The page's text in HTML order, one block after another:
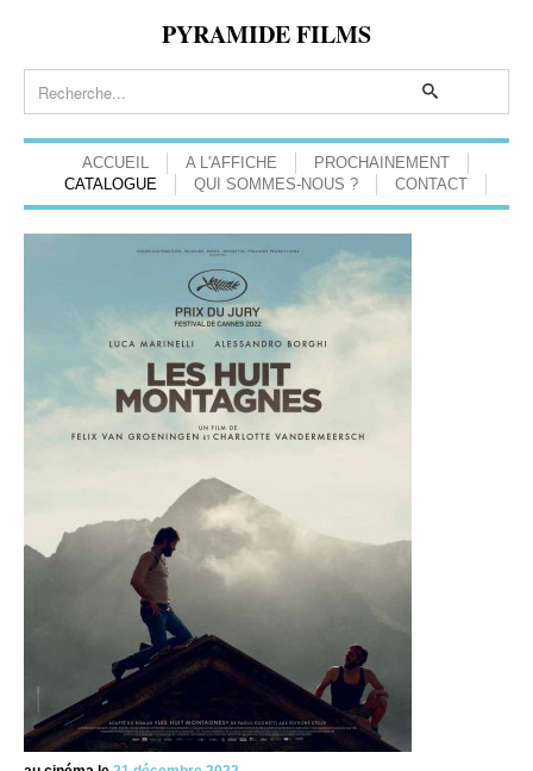
PYRAMIDE FILMS
ACCUEIL A L'AFFICHE
PROCHAINEMENT
CATALOGUE
QUI SOMMES-NOUS ? CONTACT